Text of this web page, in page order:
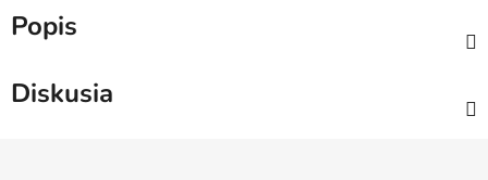
Popis
Diskusia